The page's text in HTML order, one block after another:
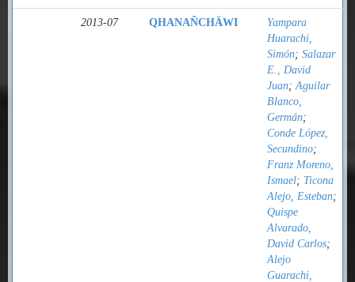
2013-07 QHANAÑCHÄWI
Yampara
Huarachi,
Simón; Salazar
E., David
Juan;Aguilar
Blanco,
Germán;
Conde López,
Secundino;
Franz Moreno,
Ismael; Ticona
Alejo, Esteban;
Quispe
Alvarado,
David Carlos;
Alejo
Guarachi,